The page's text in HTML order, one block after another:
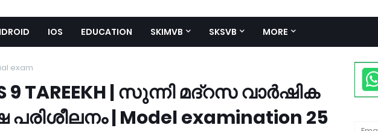
IOS EDUCATION SKIMVB SKSVB MORE
exam
9 TAREEKH | സുന്നി മദ്റസ വാർഷിക
പരിശീലനം | Model examination 25